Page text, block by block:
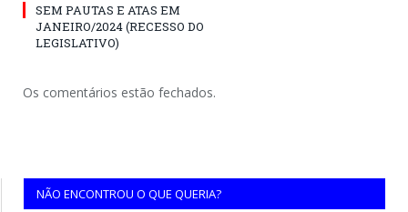
SEM PAUTAS E ATAS EM
JANEIRO/2024 (RECESSO DO
LEGISLATIVO)
Os comentários estão fechados.
NÃO ENCONTROU O QUE QUERIA?